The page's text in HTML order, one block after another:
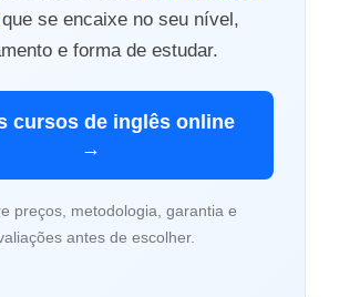
que se encaixe no seu nível,
e forma de estudar.
cursos de inglês online
→
preços, metodologia, garantia e
antes de escolher.